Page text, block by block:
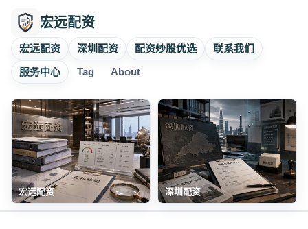
宏远配资
宏远配资 深圳配资 配资炒股优选
联系我们
服务中心
Tag About
宏远配资 深圳配资